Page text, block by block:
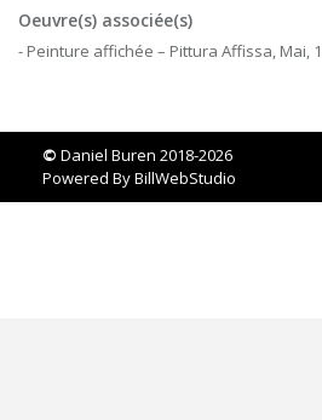
Oeuvre(s) associée(s)
- Peinture affichée – Pittura Affissa, Mai,
© Daniel Buren 2018-2026
Powered ByBillWebStudio